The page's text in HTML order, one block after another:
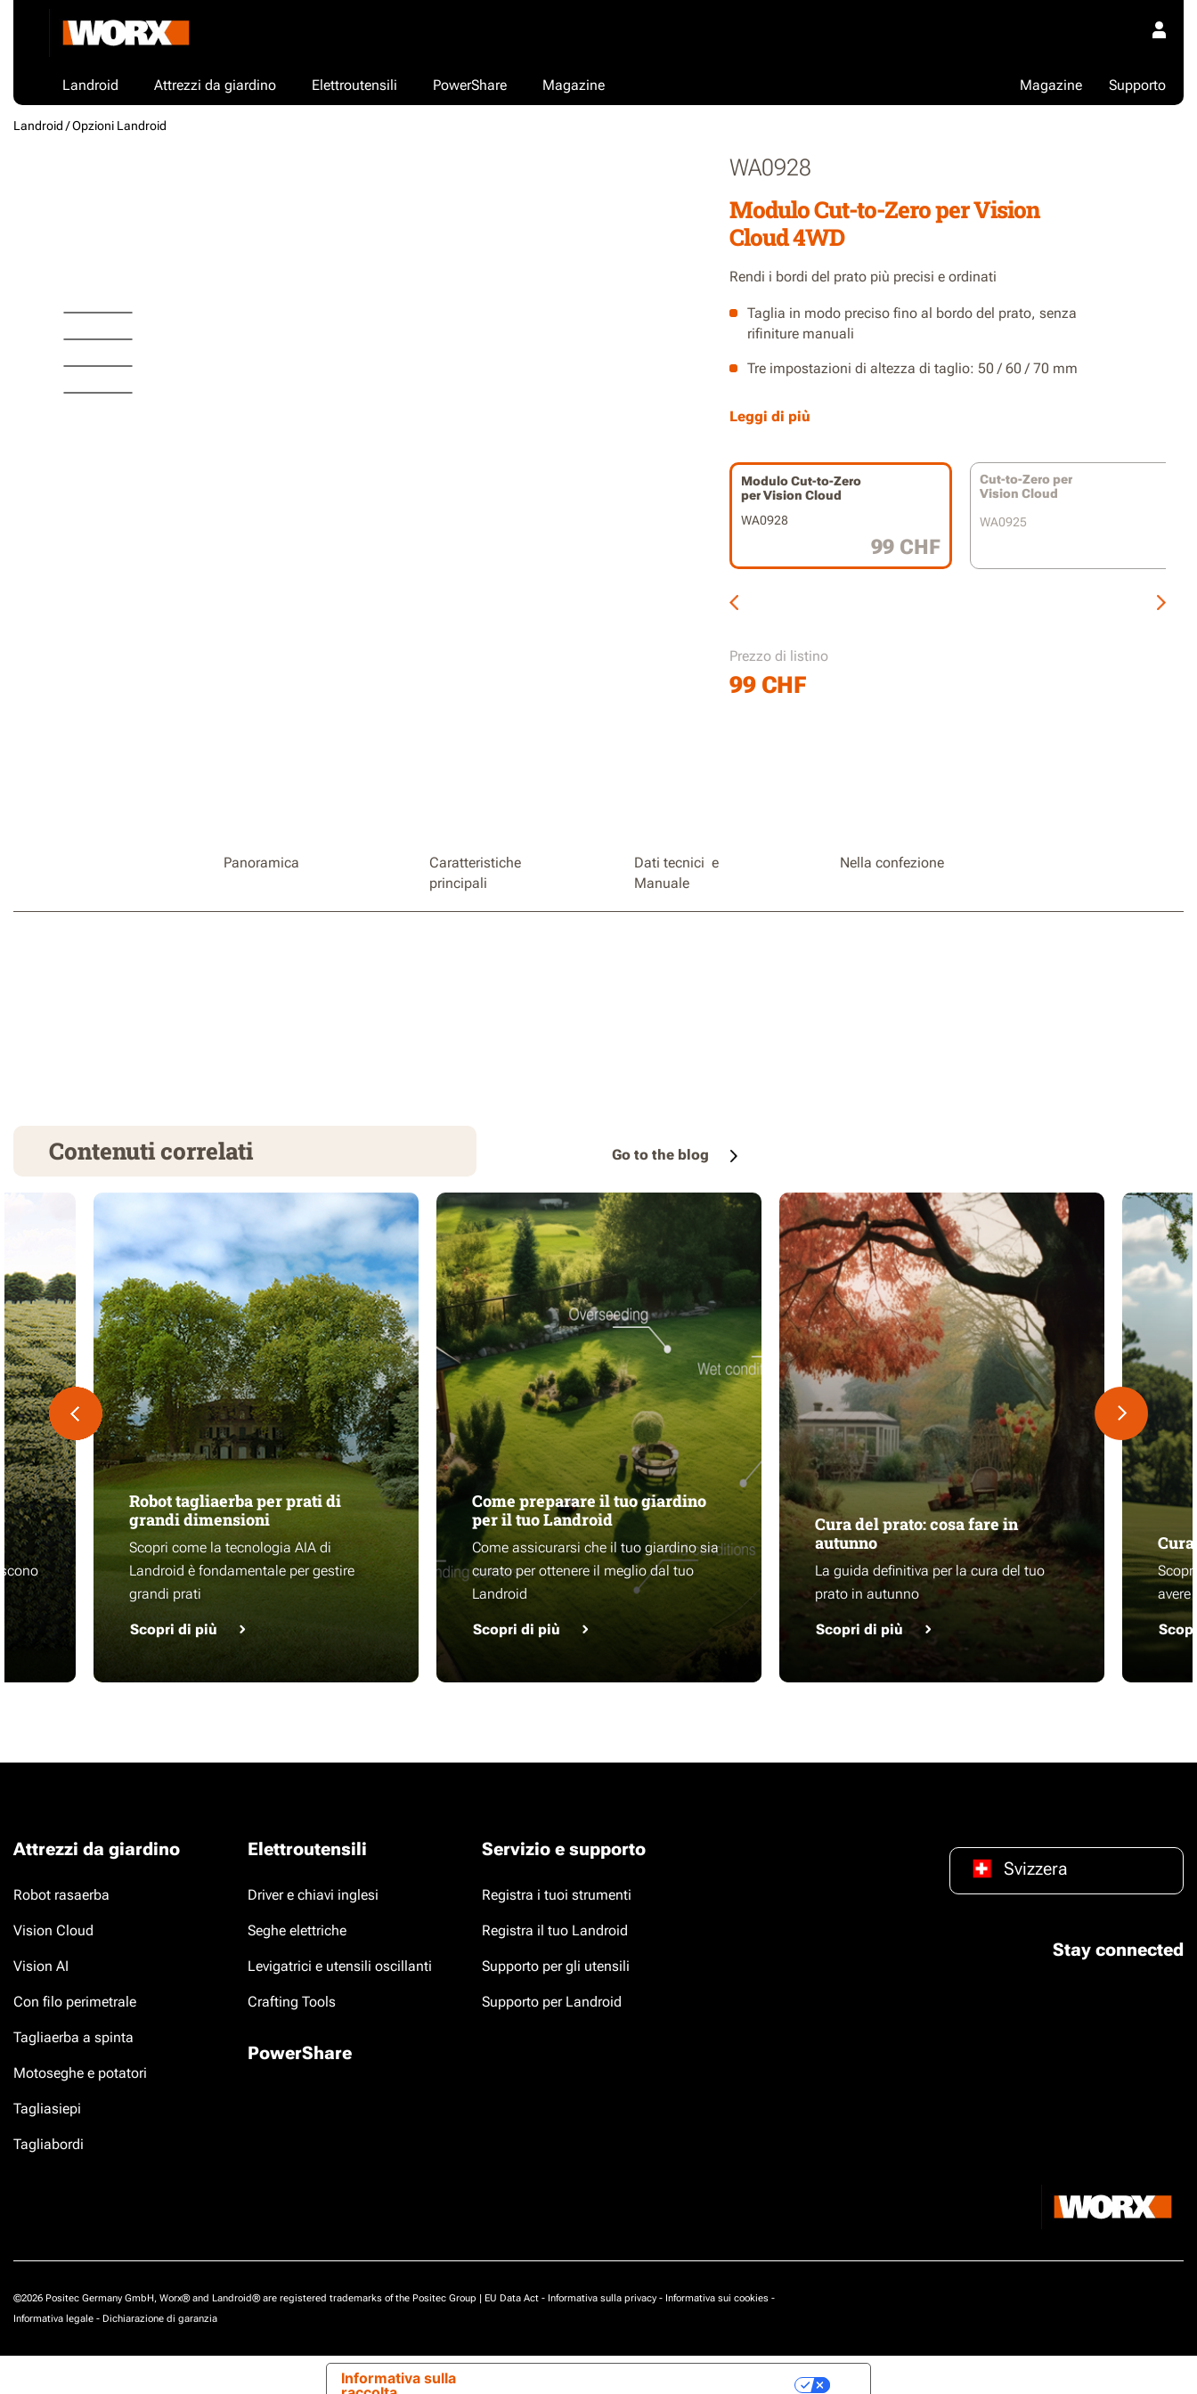
Landroid Attrezzi da giardino Elettroutensili PowerShare Magazine Supporto
Magazine
Landroid /Opzioni Landroid
WA0928
Modulo Cut-to-Zero per Vision
Cloud 4WD
Rendi i bordi del prato più precisi e ordinati
Taglia in modo preciso fino al bordo del prato, senza
rifiniture manuali
Tre impostazioni di altezza di taglio: 50 / 60 / 70 mm
dell’acqua
Compatibile con WR340E / WR341E / WR342E /
WR344E
Leggi di più
Modulo Cut-to-Zero
per Vision Cloud
WA0928
99 CHF
Cut-to-Zero per
Vision Cloud
WA0925
Prezzo di listino
99CHF
Panoramica
Caratteristiche
principali
Dati tecnici e
Manuale
Nella confezione
Contenuti correlati Go to the blog
Robot tagliaerba per prati di
grandi dimensioni
Scopri come la tecnologia AIA di
Landroid è fondamentale per gestire
grandi prati
Scopri di più
Come preparare il tuo giardino
per il tuo Landroid
Come assicurarsi che il tuo giardino sia
curato per ottenere il meglio dal tuo
Landroid
Scopri di più
Cura del prato: cosa fare in
autunno
La guida definitiva per la cura del tuo
prato in autunno
Scopri di più
avere
Attrezzi da giardino
Robot rasaerba
Vision Cloud
Vision AI
Con filo perimetrale
Tagliaerba a spinta
Motoseghe e potatori
Tagliasiepi
Tagliabordi
Elettroutensili
Driver e chiavi inglesi
Seghe elettriche
Levigatrici e utensili oscillanti
Crafting Tools
PowerShare
Servizio e supporto
Registra i tuoi strumenti
Registra il tuo Landroid
Supporto per gli utensili
Supporto per Landroid
Svizzera
Stay connected
©2026 Positec Germany GmbH, Worx® and Landroid® are registered trademarks of the Positec Group | EU Data Act - Informativa sulla privacy - Informativa sui cookies -
Informativa legale - Dichiarazione di garanzia
Informativa sulla